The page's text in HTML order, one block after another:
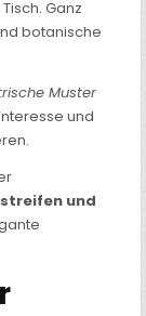
Ganz
botanische
Muster
und
und